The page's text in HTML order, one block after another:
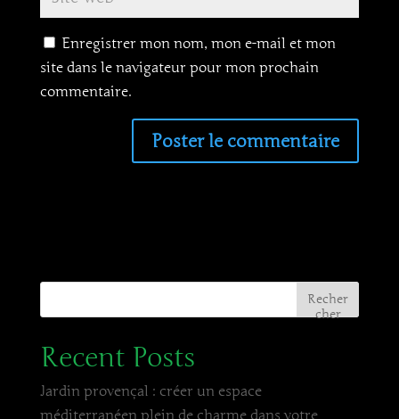
Enregistrer mon nom, mon e-mail et mon
site dans le navigateur pour mon prochain
commentaire.
Recher
cher
Recent Posts
Jardin provençal : créer un espace